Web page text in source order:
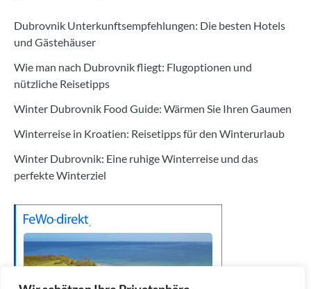
Dubrovnik Unterkunftsempfehlungen: Die besten Hotels
und Gästehäuser
Wie man nach Dubrovnik fliegt: Flugoptionen und
nützliche Reisetipps
Winter Dubrovnik Food Guide: Wärmen Sie Ihren Gaumen
Winterreise in Kroatien: Reisetipps für den Winterurlaub
Winter Dubrovnik: Eine ruhige Winterreise und das
perfekte Winterziel